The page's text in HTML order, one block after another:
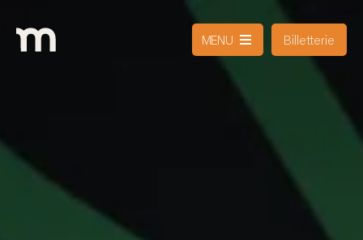
MENU Billetterie